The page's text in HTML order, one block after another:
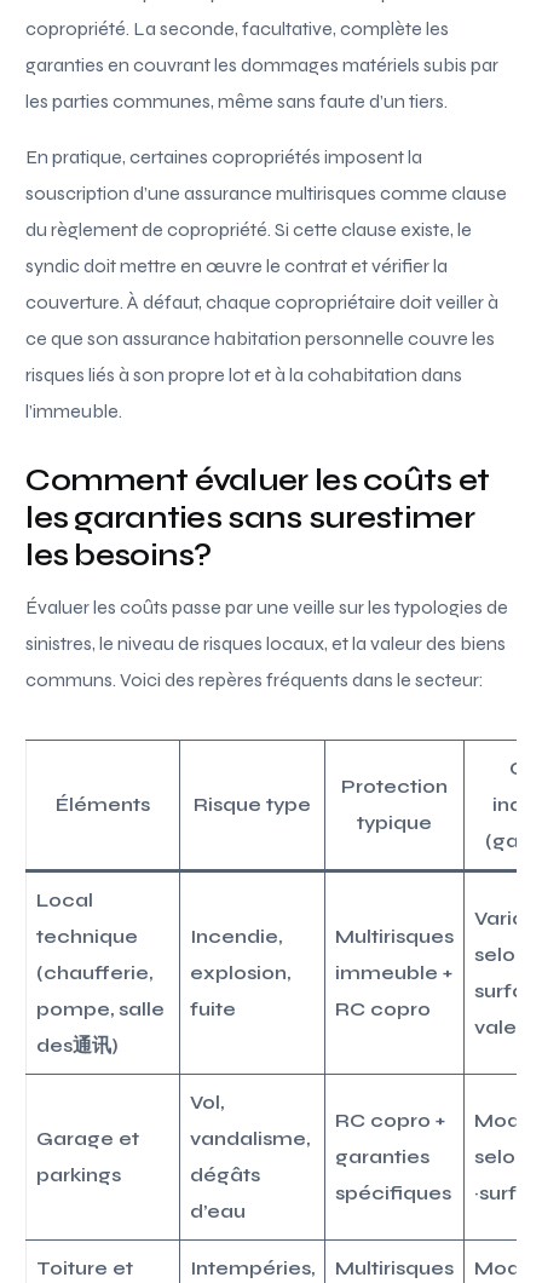
copropriété. La seconde, facultative, complète les
garanties en couvrant les dommages matériels subis par
les parties communes, même sans faute d’un tiers.
En pratique, certaines copropriétés imposent la
souscription d’une assurance multirisques comme clause
du règlement de copropriété. Si cette clause existe, le
syndic doit mettre en œuvre le contrat et vérifier la
couverture. À défaut, chaque copropriétaire doit veiller à
ce que son assurance habitation personnelle couvre les
risques liés à son propre lot et à la cohabitation dans
l’immeuble.
Comment évaluer les coûts et
les garanties sans surestimer
les besoins?
Évaluer les coûts passe par une veille sur les typologies de
sinistres, le niveau de risques locaux, et la valeur des biens
communs. Voici des repères fréquents dans le secteur:
Éléments Risque type
Protection
typique
Local
technique
(chaufferie,
pompe, salle
des通讯)
Incendie,
explosion,
fuite
Multirisques
immeuble +
RC copro
selon
valeur
Garage et
parkings
Vol,
vandalisme,
dégâts
d’eau
RC copro +
garanties
spécifiques
selon
Toiture et
Intempéries,
Multirisques